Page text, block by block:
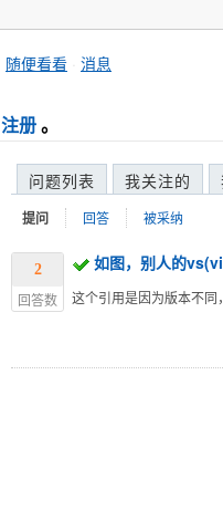
随便看看 消息
注册。
问题列表 我关注的
提问 回答 被采纳
2
回答数
如图，别人的
这个引用是因为版本不同